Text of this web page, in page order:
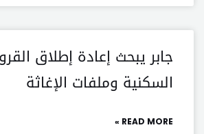
جابر يبحث إعادة إطلاق
السكنية وملفات الإغاثة
READ MORE »